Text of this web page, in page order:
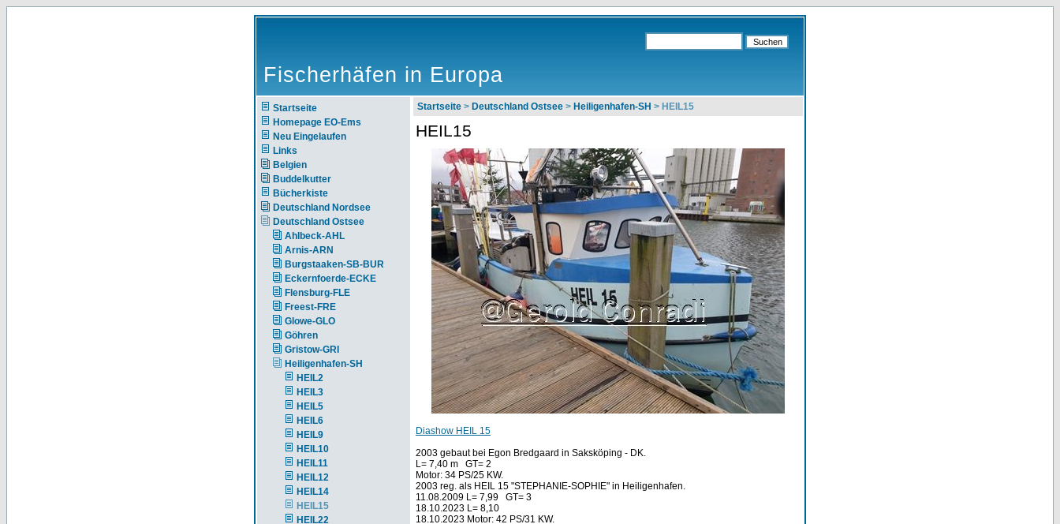
Fischerhäfen in Europa
Startseite
Homepage EO-Ems
Neu Eingelaufen
Links
Belgien
Buddelkutter
Bücherkiste
Deutschland Nordsee
Deutschland Ostsee
Ahlbeck-AHL
Arnis-ARN
Burgstaaken-SB-BUR
Eckernfoerde-ECKE
Flensburg-FLE
Freest-FRE
Glowe-GLO
Göhren
Gristow-GRI
Heiligenhafen-SH
HEIL2
HEIL3
HEIL5
HEIL6
HEIL9
HEIL10
HEIL11
HEIL12
HEIL14
HEIL15
HEIL22
Startseite > Deutschland Ostsee > Heiligenhafen-SH > HEIL15
HEIL15
Diashow HEIL 15
2003 gebaut bei Egon Bredgaard in Saksköping - DK.
L= 7,40 m GT= 2
Motor: 34 PS/25 KW.
2003 reg. als HEIL 15 "STEPHANIE-SOPHIE" in Heiligenhafen.
11.08.2009 L= 7,99 GT= 3
18.10.2023 L= 8,10
18.10.2023 Motor: 42 PS/31 KW.